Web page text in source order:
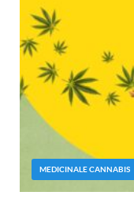
MEDICINALE CANNABIS